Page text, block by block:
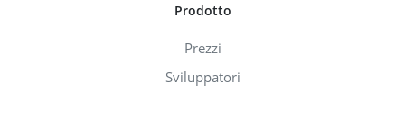
Prodotto
Prezzi
Sviluppatori